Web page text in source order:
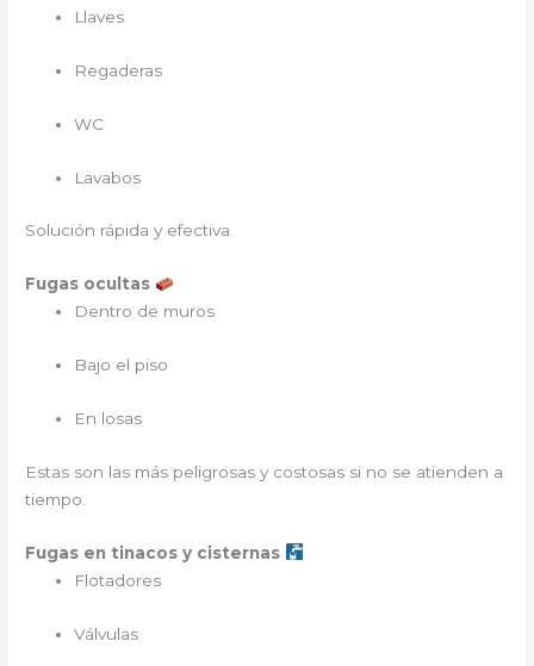
Llaves
Regaderas
WC
Lavabos
Solución rápida y efectiva.
Fugas ocultas
Dentro de muros
Bajo el piso
En losas
Estas son las más peligrosas y costosas si no se atienden a
tiempo.
Fugas en tinacos y cisternas
Flotadores
Válvulas